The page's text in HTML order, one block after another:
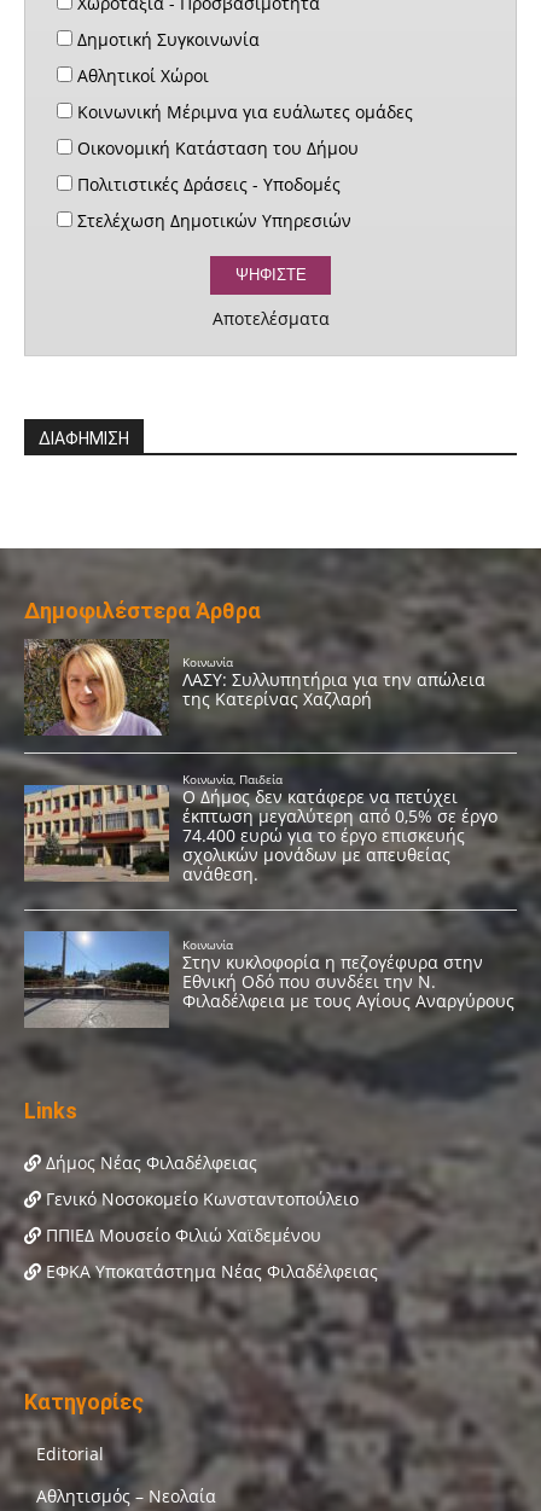
Δημοτική Συγκοινωνία
Αθλητικοί Χώροι
Κοινωνική Μέριμνα για ευάλωτες ομάδες
Οικονομική Κατάσταση του Δήμου
Πολιτιστικές Δράσεις - Υποδομές
Στελέχωση Δημοτικών Υπηρεσιών
Αποτελέσματα
ΔΙΑΦΗΜΙΣΗ
Δημοφιλέστερα Άρθρα
Links
Δήμος Νέας Φιλαδέλφειας
Γενικό Νοσοκομείο Κωνσταντοπούλειο
ΠΠΙΕΔ Μουσείο Φιλιώ Χαϊδεμένου
ΕΦΚΑ Υποκατάστημα Νέας Φιλαδέλφειας
Κατηγορίες
Editorial
Αθλητισμός – Νεολαία